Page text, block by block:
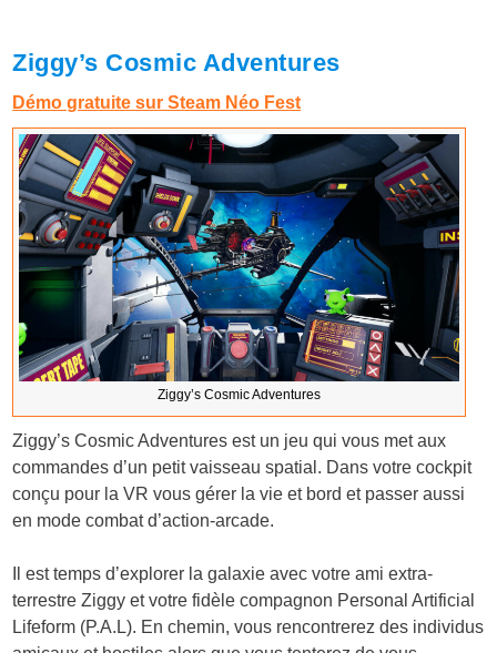
Ziggy’s Cosmic Adventures
Démo gratuite sur Steam Néo Fest
Ziggy’s Cosmic Adventures
Ziggy’s Cosmic Adventures est un jeu qui vous met aux
commandes d’un petit vaisseau spatial. Dans votre cockpit
conçu pour la VR vous gérer la vie et bord et passer aussi
en mode combat d’action-arcade.
Il est temps d’explorer la galaxie avec votre ami extra-
terrestre Ziggy et votre fidèle compagnon Personal Artificial
Lifeform (P.A.L). En chemin, vous rencontrerez des individus